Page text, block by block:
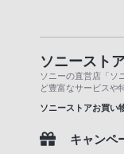
ソニースト
ソニーの直営店「ソ
ど豊富なサービスや
ソニーストアお買い
キャンペ